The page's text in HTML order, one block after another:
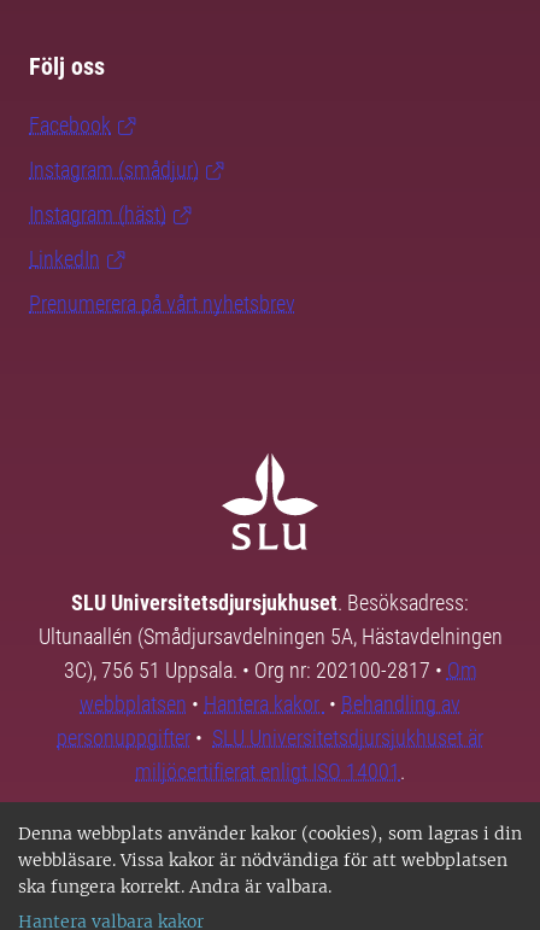
Denna webbplats använder kakor (cookies), som lagras i din
webbläsare. Vissa kakor är nödvändiga för att webbplatsen
ska fungera korrekt. Andra är valbara.
Hantera valbara kakor
Följ oss
Facebook
Instagram (smådjur)
Instagram (häst)
LinkedIn
Prenumerera på vårt nyhetsbrev
SLU Universitetsdjursjukhuset. Besöksadress:
Ultunaallén (Smådjursavdelningen 5A, Hästavdelningen
3C), 756 51 Uppsala. • Org nr: 202100-2817 • Om
webbplatsen • Hantera kakor • Behandling av
personuppgifter • SLU Universitetsdjursjukhuset är
miljöcertifierat enligt ISO 14001.